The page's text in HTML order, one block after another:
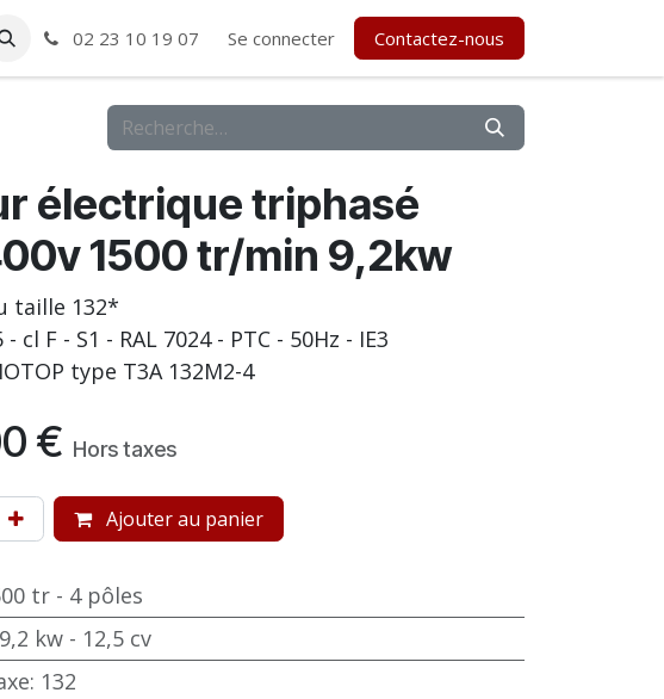
02 23 10 19 07 Se connecter Contactez-nous
électrique triphasé
1500 tr/min 9,2kw
taille 132*
- cl F - S1 - RAL 7024 - PTC - 50Hz - IE3
type T3A 132M2-4
€ Hors taxes
Ajouter au panier
tr - 4 pôles
9,2 kw - 12,5 cv
: 132